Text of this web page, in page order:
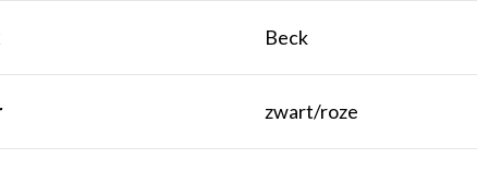
Beck
zwart/roze